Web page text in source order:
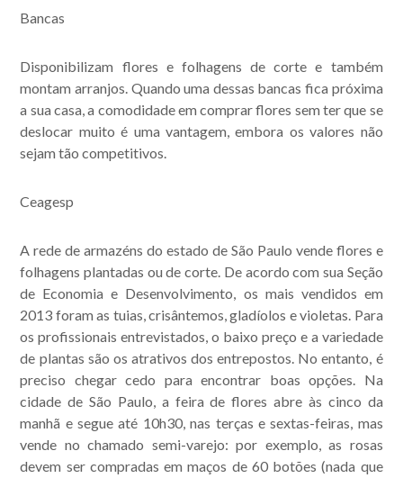
Bancas
Disponibilizam flores e folhagens de corte e também
montam arranjos. Quando uma dessas bancas fica próxima
a sua casa, a comodidade em comprar flores sem ter que se
deslocar muito é uma vantagem, embora os valores não
sejam tão competitivos.
Ceagesp
A rede de armazéns do estado de São Paulo vende flores e
folhagens plantadas ou de corte. De acordo com sua Seção
de Economia e Desenvolvimento, os mais vendidos em
2013 foram as tuias, crisântemos, gladíolos e violetas. Para
os profissionais entrevistados, o baixo preço e a variedade
de plantas são os atrativos dos entrepostos. No entanto, é
preciso chegar cedo para encontrar boas opções. Na
cidade de São Paulo, a feira de flores abre às cinco da
manhã e segue até 10h30, nas terças e sextas-feiras, mas
vende no chamado semi-varejo: por exemplo, as rosas
devem ser compradas em maços de 60 botões (nada que